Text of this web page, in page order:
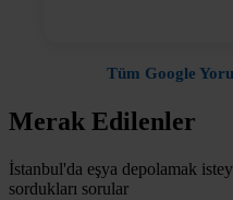
Tüm Google
Merak Edilenler
İstanbul'da eşya depolamak
sordukları sorular